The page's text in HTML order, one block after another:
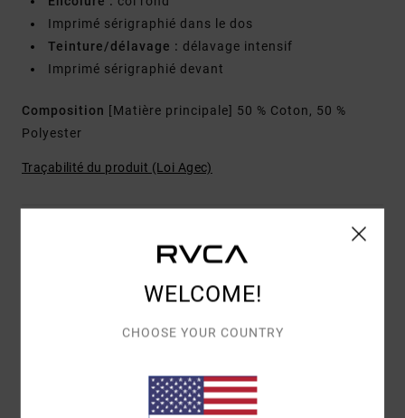
Imprimé sérigraphié dans le dos
Teinture/délavage : délavage intensif
Imprimé sérigraphié devant
Composition [Matière principale] 50 % Coton, 50 %
Polyester
Traçabilité du produit (Loi Agec)
NOTE MOYENNE
WELCOME!
CHOOSE YOUR COUNTRY